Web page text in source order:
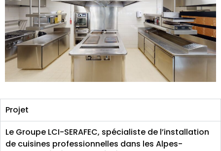
Projet
Le Groupe LCI-SERAFEC, spécialiste de l’installation
de cuisines professionnelles dans les Alpes-